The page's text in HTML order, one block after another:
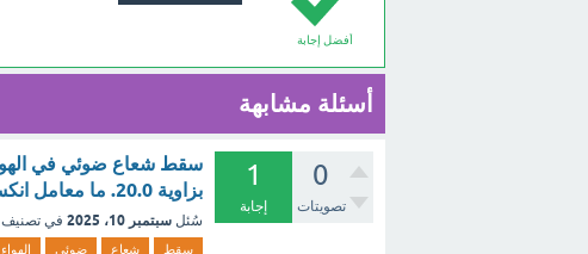
أفضل إجابة
أسئلة مشابهة
0
تصويتات
1
إجابة
بزاوية 20.0. ما معامل انكسار المادة~ [تم الحل]
سُئل سبتمبر 10، 2025 في تصنيف
سقط شعاع ضوئي الهواء